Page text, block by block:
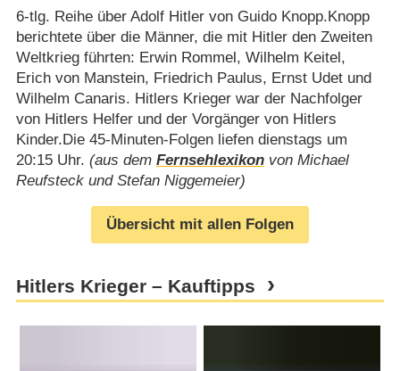
6-tlg. Reihe über Adolf Hitler von Guido Knopp.Knopp
berichtete über die Männer, die mit Hitler den Zweiten
Weltkrieg führten: Erwin Rommel, Wilhelm Keitel,
Erich von Manstein, Friedrich Paulus, Ernst Udet und
Wilhelm Canaris. Hitlers Krieger war der Nachfolger
von Hitlers Helfer und der Vorgänger von Hitlers
Kinder.Die 45-Minuten-Folgen liefen dienstags um
20:15 Uhr. (aus dem Fernsehlexikonvon Michael
Reufsteck und Stefan Niggemeier)
Übersicht mit allen Folgen
Hitlers Krieger – Kauftipps